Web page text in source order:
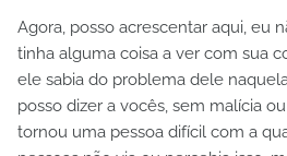
Agora, posso acrescentar aqui, eu
tinha alguma coisa a ver com sua
ele sabia do problema dele
posso dizer a vocês, sem malícia
tornou uma pessoa difícil com a